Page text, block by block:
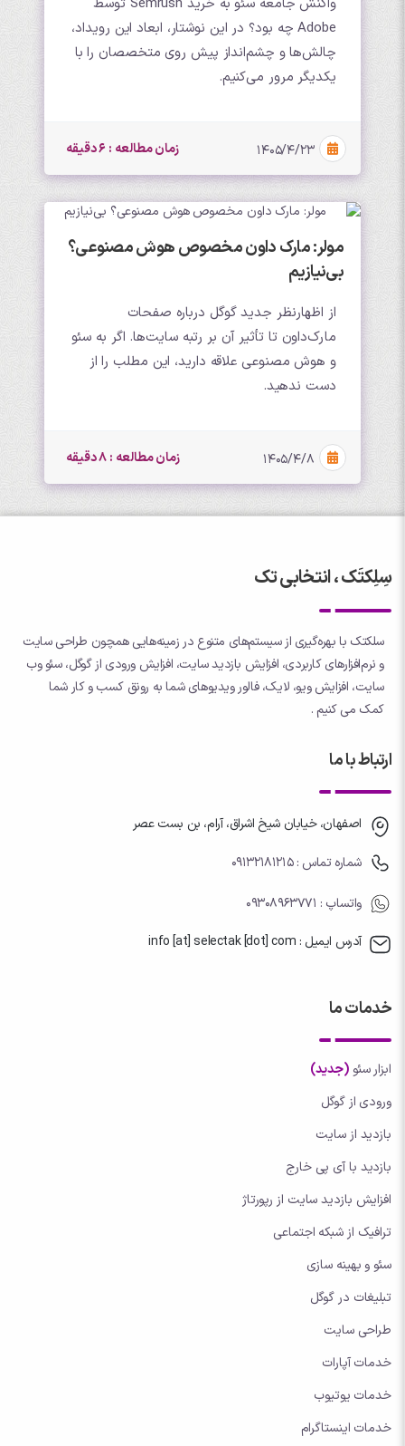
Adobe چه بود؟ در این نوشتار، ابعاد این رویداد،
چالش‌ها و چشم‌انداز پیش روی متخصصان را با
یکدیگر مرور می‌کنیم.
۱۴۰۵/۴/۲۳ زمان مطالعه : 6 دقیقه
مولر: مارک داون مخصوص هوش مصنوعی؟
بی‌نیازیم
از اظهارنظر جدید گوگل درباره صفحات
مارک‌داون تا تأثیر آن بر رتبه سایت‌ها. اگر به سئو
و هوش مصنوعی علاقه دارید، این مطلب را از
دست ندهید.
۱۴۰۵/۴/۸ زمان مطالعه : 8 دقیقه
سِلِکتَک ، انتخابی تک
سلکتک با بهره‌گیری از سیستم‌های متنوع در زمینه‌هایی همچون طراحی سایت
و نرم‌افزارهای کاربردی، افزایش بازدید سایت، افزایش ورودی از گوگل، سئو وب
سایت، افزایش ویو، لایک، فالور ویدیوهای شما به رونق کسب و کار شما
کمک می کنیم .
ارتباط با ما
اصفهان، خیابان شیخ اشراق، آرام، بن بست عصر
شماره تماس : 09132181215
واتساپ : 09308963771
آدرس ایمیل : info [at] selectak [dot] com
خدمات ما
ابزار سئو (جدید)
ورودی از گوگل
بازدید از سایت
بازدید با آی پی خارج
افزایش بازدید سایت از رپورتاژ
ترافیک از شبکه اجتماعی
سئو و بهینه سازی
تبلیغات در گوگل
طراحی سایت
خدمات آپارات
خدمات یوتیوب
خدمات اینستاگرام